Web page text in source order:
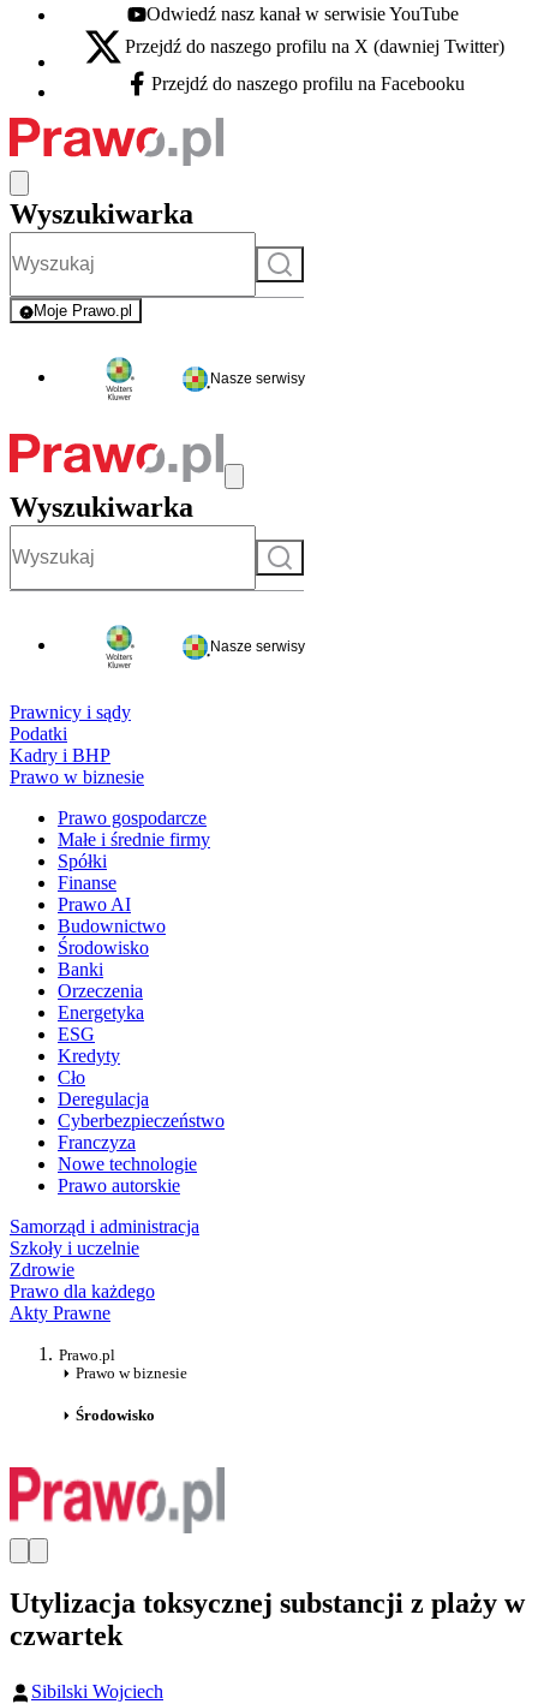
Youtube - otwiera się w nowej karcie
Odwiedź nasz kanał w serwisie YouTube
X - otwiera się w nowej karcie
Przejdź do naszego profilu na X (dawniej Twitter)
Facebook - otwiera się w nowej karcie
Przejdź do naszego profilu na Facebooku
Wyszukiwarka
Szukaj
Moje Prawo.pl
- rejestracja i logowanie do serwisu
Nasze serwisy
Wyszukiwarka
Szukaj
Nasze serwisy
Prawnicy i sądy
Podatki
Kadry i BHP
Prawo w biznesie
Prawo gospodarcze
Małe i średnie firmy
Spółki
Finanse
Prawo AI
Budownictwo
Środowisko
Banki
Orzeczenia
Energetyka
ESG
Kredyty
Cło
Deregulacja
Cyberbezpieczeństwo
Franczyza
Nowe technologie
Prawo autorskie
Samorząd i administracja
Szkoły i uczelnie
Zdrowie
Prawo dla każdego
Akty Prawne
Prawo.pl
Prawo w biznesie
Środowisko
Utylizacja toksycznej substancji z plaży w
czwartek
Sibilski Wojciech